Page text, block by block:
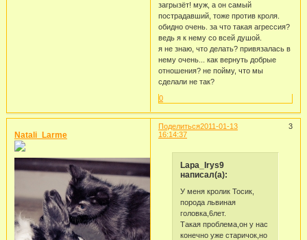
загрызёт! муж, а он самый
пострадавший, тоже против кроля.
обидно очень. за что такая агрессия?
ведь я к нему со всей душой.
я не знаю, что делать? привязалась в
нему очень... как вернуть добрые
отношения? не пойму, что мы
сделали не так?
0
Поделиться 3
2011-01-13
16:14:37
Natali_Larme
Lapa_Irys9
написал(а):
У меня кролик Тосик,
порода львиная
головка,6лет.
Такая проблема,он у нас
конечно уже старичок,но